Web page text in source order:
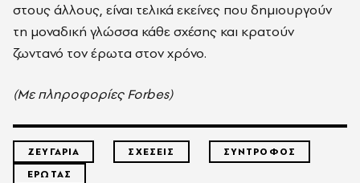
στους άλλους, είναι τελικά εκείνες που δημιουργούν
τη μοναδική γλώσσα κάθε σχέσης και κρατούν
ζωντανό τον έρωτα στον χρόνο.
(Με πληροφορίες Forbes)
ΖΕΥΓΑΡΙΑ ΣΧΕΣΕΙΣ
ΣΥΝΤΡΟΦΟΣ
ΕΡΩΤΑΣ